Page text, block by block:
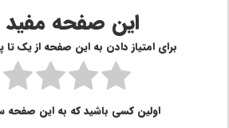
این صفحه مفید
برای امتیاز دادن به این صفحه از یک تا
اولین کسی باشید که به این صفحه